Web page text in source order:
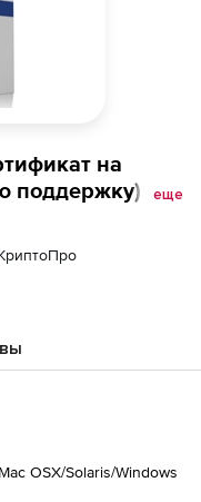
на
поддержку),
еще
OSX/Solaris/Windows